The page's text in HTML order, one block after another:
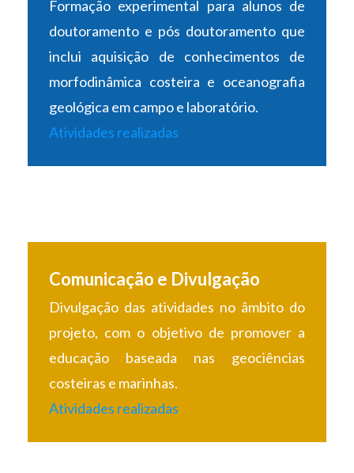
Formação experimental para alunos de
doutoramento e pós doutoramento que
inclui aquisição de conhecimentos de
morfodinâmica costeira e oceanografia
geológica em campo e laboratório.
Atividades realizadas
Comunicação e Divulgação
Divulgação das atividades no âmbito do
projeto, com o objetivo de promover a
educação baseada nas geociências
costeiras e marinhas.
Atividades realizadas